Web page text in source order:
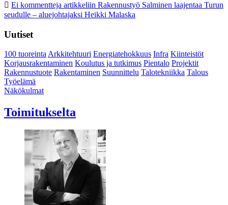
Ei kommentteja artikkeliin Rakennustyö Salminen laajentaa Turun
seudulle – aluejohtajaksi Heikki Malaska
Uutiset
100 tuoreintaArkkitehtuuri Energiatehokkuus Infra Kiinteistöt
Korjausrakentaminen Koulutus ja tutkimus Pientalo Projektit
Rakennustuote Rakentaminen Suunnittelu Talotekniikka Talous
Työelämä
Näkökulmat
Toimitukselta